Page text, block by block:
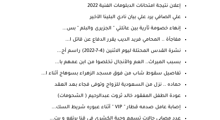
إعلان نتيجة امتحانات الدبلومات الفنية 2022
علي الصافي يرد علي بيان نادي البلينا الآخير
إنهاء خصومة ثآرية بين عائلتي " الجزيرى والبلم " بس...
مفاجأة .. المحامي فريد الديب يقرر الدفاع عن قاتل ا...
نشرة القدس المحتلة ليوم الاثنين (4-7-2022) راسم أح...
بسبب الميراث.. العم والأنجال تخلصوا من ابن عمهم با...
تفاصيل سقوط شاب من فوق مسجد الزهراء بسوهاج أثناء ا...
حماده .. نزل من السعودية للزواج وتوفى فجاء بعد العقد
عودة الطفل المفقود خالد ثروت عبدالرحيم ( الشحومات)
إصابة عامل صدمه قطار " VIP " أثناء عبوره شريط السك...